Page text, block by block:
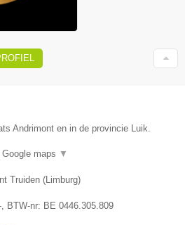
Andrimont en in de provincie Luik.
Google maps ▼
Truiden (Limburg)
, BTW-nr: BE 0446.305.809